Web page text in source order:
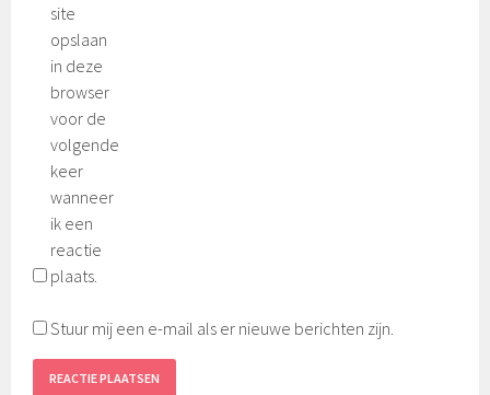
site
opslaan
in deze
browser
voor de
volgende
keer
wanneer
ik een
reactie
plaats.
Stuur mij een e-mail als er nieuwe berichten zijn.